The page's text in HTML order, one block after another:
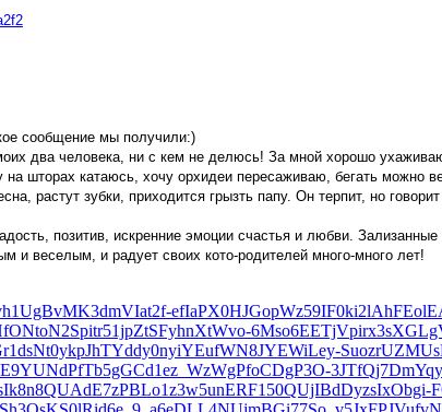
сообщение мы получили:)
два человека, ни с кем не делюсь! За мной хорошо
шторах катаюсь, хочу орхидеи пересаживаю, бегать
растут зубки, приходится грызть папу. Он терпит, но
позитив, искренние эмоции счастья и любви.
и веселым, и радует своих кото-родителей много-много лет!